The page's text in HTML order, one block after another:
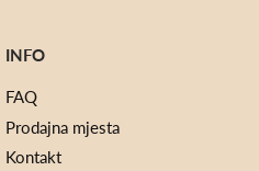
INFO
FAQ
Prodajna mjesta
Kontakt